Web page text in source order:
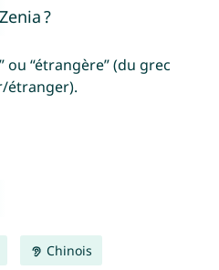
?
ou “étrangère” (du grec
étranger).
Chinois